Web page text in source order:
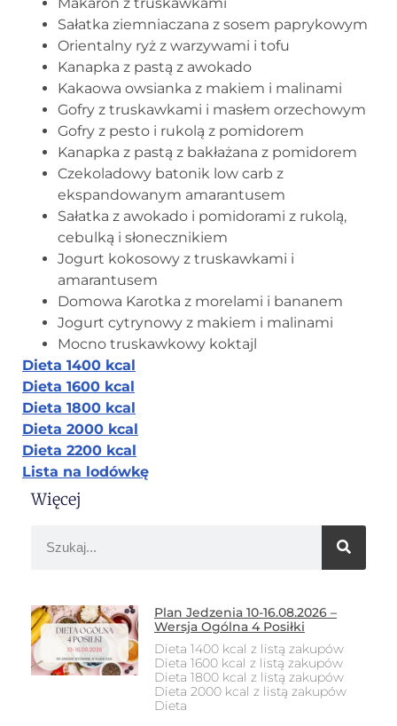
Sałatka ziemniaczana z sosem paprykowym
Orientalny ryż z warzywami i tofu
Kanapka z pastą z awokado
Kakaowa owsianka z makiem i malinami
Gofry z truskawkami i masłem orzechowym
Gofry z pesto i rukolą z pomidorem
Kanapka z pastą z bakłażana z pomidorem
Czekoladowy batonik low carb z
ekspandowanym amarantusem
Sałatka z awokado i pomidorami z rukolą,
cebulką i słonecznikiem
Jogurt kokosowy z truskawkami i
amarantusem
Domowa Karotka z morelami i bananem
Jogurt cytrynowy z makiem i malinami
Mocno truskawkowy koktajl
Dieta 1400 kcal
Dieta 1600 kcal
Dieta 1800 kcal
Dieta 2000 kcal
Dieta 2200 kcal
Lista na lodówkę
Więcej
Plan Jedzenia 10-16.08.2026 –
Wersja Ogólna 4 Posiłki
Dieta 1400 kcal z listą zakupów
Dieta 1600 kcal z listą zakupów
Dieta 1800 kcal z listą zakupów
Dieta 2000 kcal z listą zakupów
Dieta